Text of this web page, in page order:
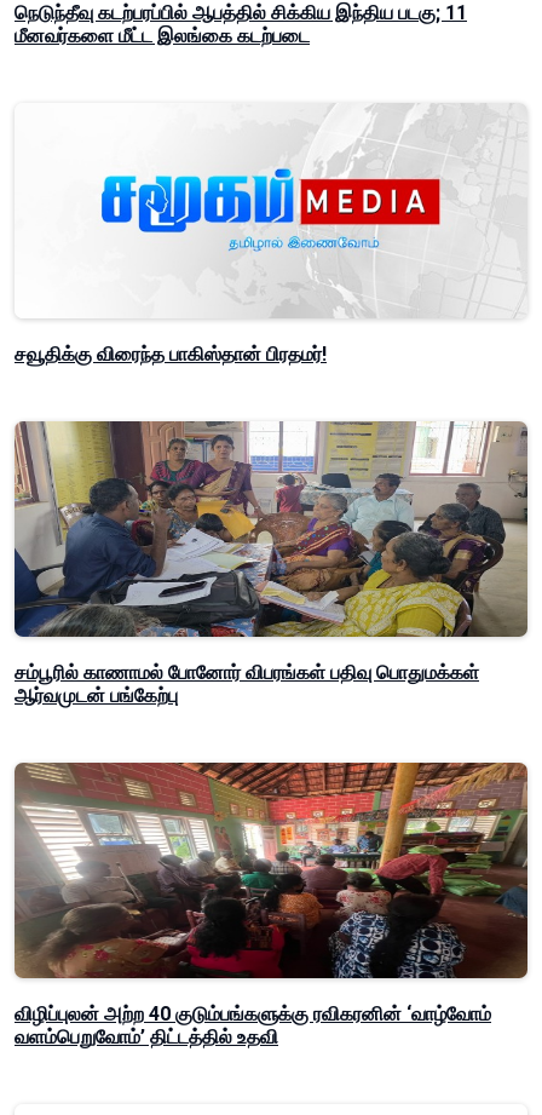
நெடுந்தீவு கடற்பரப்பில் ஆபத்தில் சிக்கிய இந்திய படகு; 11
மீனவர்களை மீட்ட இலங்கை கடற்படை
சவூதிக்கு விரைந்த பாகிஸ்தான் பிரதமர்!
சம்பூரில் காணாமல் போனோர் விபரங்கள் பதிவு பொதுமக்கள்
ஆர்வமுடன் பங்கேற்பு
விழிப்புலன் அற்ற 40 குடும்பங்களுக்கு ரவிகரனின் ‘வாழ்வோம்
வளம்பெறுவோம்’ திட்டத்தில் உதவி